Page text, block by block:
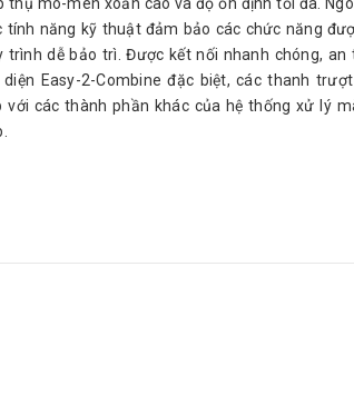
tính năng kỹ thuật đảm bảo các chức năng
trình dễ bảo trì. Được kết nối nhanh chóng, an
diện Easy-2-Combine đặc biệt, các thanh
với các thành phần khác của hệ thống xử lý